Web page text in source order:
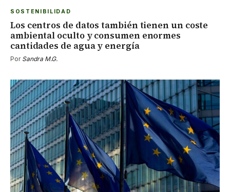
SOSTENIBILIDAD
Los centros de datos también tienen un coste
ambiental oculto y consumen enormes
cantidades de agua y energía
Por Sandra M.G.